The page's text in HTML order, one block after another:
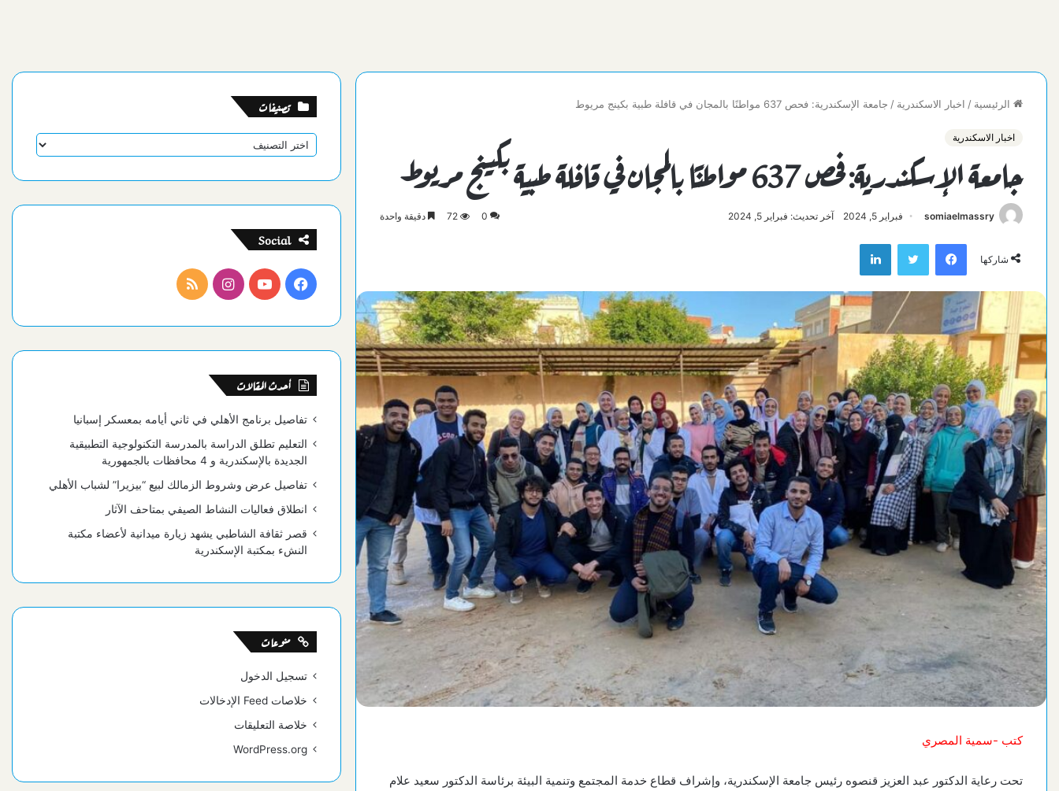
الرئيسية / اخبار الاسكندرية / جامعة الإسكندرية: فحص 637 مواطنًا بالمجان في قافلة طبية بكينج مريوط
اخبار الاسكندرية
جامعة الإسكندرية: فحص 637 مواطنًا بالمجان في قافلة طبية بكينج مريوط
somiaelmassry فبراير 5, 2024 آخر تحديث: فبراير 5, 2024 0
72 دقيقة واحدة
شاركها
فيسبوك تويتر لينكدإن
كتب -سمية المصري
تحت رعاية الدكتور عبد العزيز قنصوه رئيس جامعة الإسكندرية، وإشراف قطاع خدمة المجتمع وتنمية البيئة برئاسة الدكتور سعيد علام
تصنيفات
تصنيفات
Social
فيسبوكيوتيوبانستقرامملخص
أحدث المقالات
تفاصيل برنامج الأهلي في ثاني أيامه بمعسكر إسبانيا
التعليم تطلق الدراسة بالمدرسة التكنولوجية التطبيقية
الجديدة بالإسكندرية و 4 محافظات بالجمهورية
تفاصيل عرض وشروط الزمالك لبيع “بيزيرا” لشباب الأهلي
انطلاق فعاليات النشاط الصيفي بمتاحف الآثار
قصر ثقافة الشاطبي يشهد زيارة ميدانية لأعضاء مكتبة
النشء بمكتبة الإسكندرية
منوعات
تسجيل الدخول
خلاصات Feed الإدخالات
خلاصة التعليقات
WordPress.org